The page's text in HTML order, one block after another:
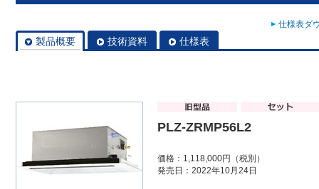
仕様表ダ
製品概要 技術資料 仕様表
PLZ-ZRMP56L2
価格：1,118,000円（税別）
発売日：2022年10月24日